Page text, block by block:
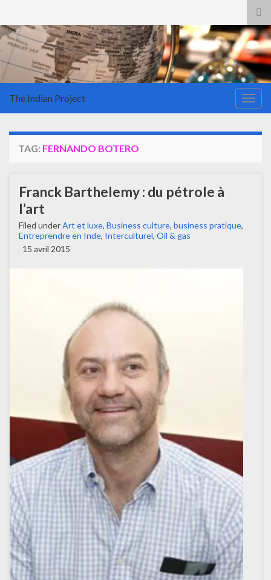
The Indian Project
TAG: FERNANDO BOTERO
Franck Barthelemy : du pétrole à
l’art
Filed underArt et luxe, Business culture, business pratique,
Entreprendre en Inde, Interculturel, Oil & gas
15 avril 2015